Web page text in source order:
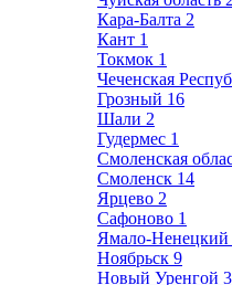
Кара-Балта 2
Кант 1
Токмок 1
Чеченская
Грозный 16
Шали 2
Гудермес 1
Смоленская
Смоленск 14
Ярцево 2
Сафоново 1
Ямало-Ненецкий
Ноябрьск 9
Новый Уренгой 3